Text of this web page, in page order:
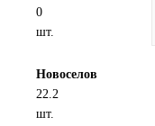
Новоуфимский НПЗ
Оригинальные масла
РОСНЕФТЬ
0
шт.
Новоселов
22.2
шт.